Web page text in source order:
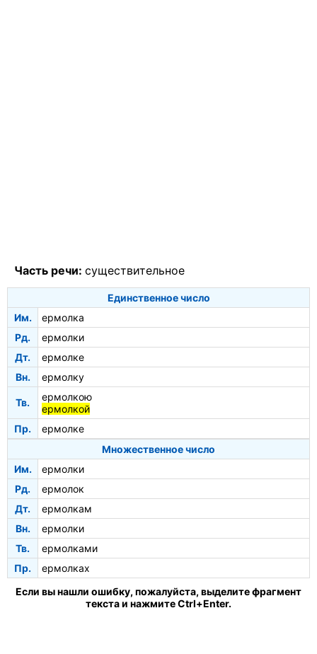
Часть речи: существительное
Единственное число
Им.
ермолка
Рд.
ермолки
Дт.
ермолке
Вн.
ермолку
Тв.
ермолкою
ермолкой
Пр.
ермолке
Множественное число
Им.
ермолки
Рд.
ермолок
Дт.
ермолкам
Вн.
ермолки
Тв.
ермолками
Пр.
ермолках
Если вы нашли ошибку, пожалуйста, выделите фрагмент
текста и нажмите Ctrl+Enter.